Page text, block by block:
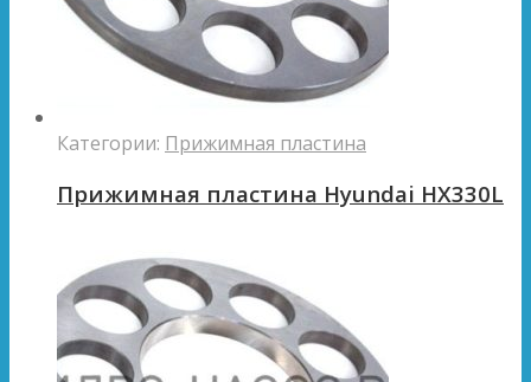
Категории: Прижимная пластина
Прижимная пластина Hyundai HX330L